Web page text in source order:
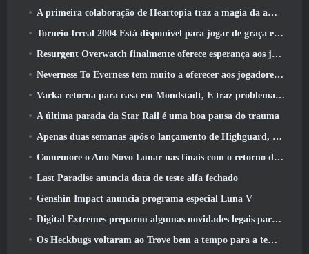
A primeira colaboração de Heartopia traz a magia da amizade de My Little Pony
Torneio Irreal 2004 Está disponível para jogar de graça e a Epic não processará ninguém por isso
Resurgent Overwatch finalmente oferece esperança aos jogadores
Neverness To Everness tem muito a oferecer aos jogadores, Particularmente divertido
Varka retorna para casa em Mondstadt, E traz problemas com ele na atualização Luna V do Genshin Impact
A última parada da Star Rail é uma boa pausa do trauma
Apenas duas semanas após o lançamento de Highguard, Wildlight Entertainment anuncia demissões
Comemore o Ano Novo Lunar nas finais com o retorno do ‘Modo Bank It’
Last Paradise anuncia data de teste alfa fechado
Genshin Impact anuncia programa especial Luna V
Digital Extremes preparou algumas novidades legais para comemorar o ano novo lunar no Warframe
Os Heckbugs voltaram ao Trove bem a tempo para a temporada do amor